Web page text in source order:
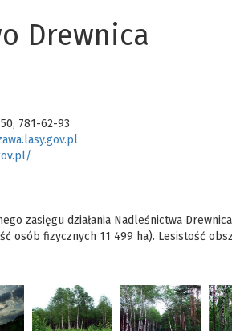
Drewnica
781-62-93
zasięgu działania Nadleśnictwa
osób fizycznych 11 499 ha). Lesistość